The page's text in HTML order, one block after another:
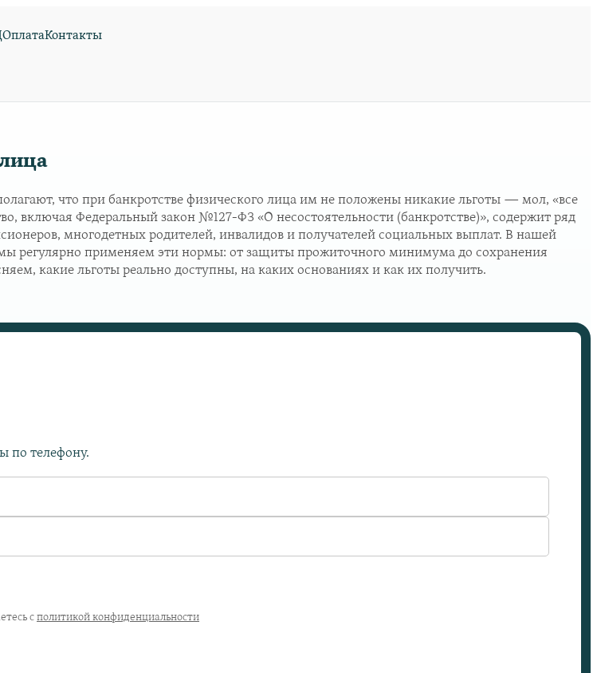
ОплатаКонтакты
что при банкротстве физического лица им не положены никакие льготы — мол, «все
включая Федеральный закон №127-ФЗ «О несостоятельности (банкротстве)», содержит ряд
многодетных родителей, инвалидов и получателей социальных выплат. В нашей
регулярно применяем эти нормы: от защиты прожиточного минимума до сохранения
какие льготы реально доступны, на каких основаниях и как их получить.
по телефону.
с политикой конфиденциальности